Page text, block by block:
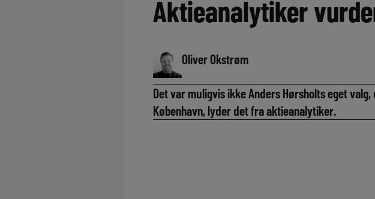
Aktieanalytiker
Oliver Okstrøm
Det var muligvis ikke Anders Hørsholts eget
København, lyder det fra aktieanalytiker.